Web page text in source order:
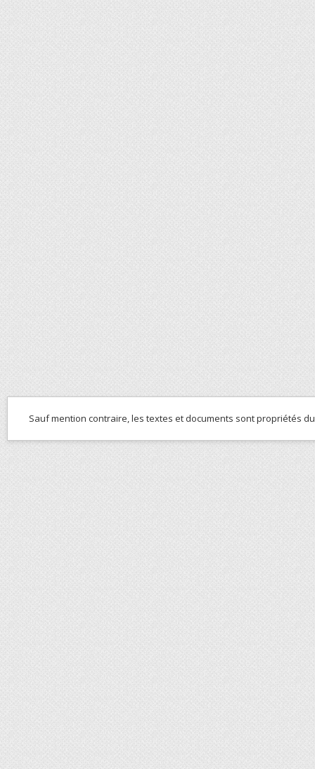
Sauf mention contraire, les textes et documents sont propriétés